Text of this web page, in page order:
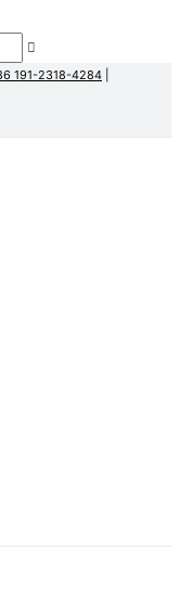
191-2318-4284